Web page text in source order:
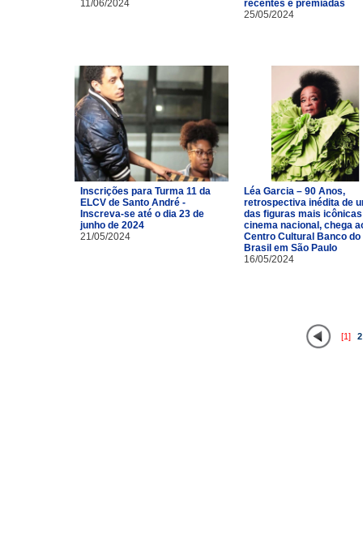
11/06/2024
recentes e premiadas
25/05/2024
Inscrições para Turma 11 da
ELCV de Santo André -
Inscreva-se até o dia 23 de
junho de 2024
21/05/2024
Léa Garcia – 90 Anos,
retrospectiva inédita de
das figuras mais
cinema nacional, chega
Centro Cultural Banco do
Brasil em São Paulo
16/05/2024
[1] 2